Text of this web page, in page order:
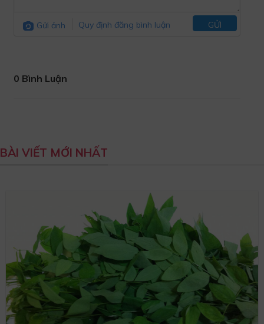
Gửi ảnh Quy định đăng bình luận GỬI
0 Bình Luận
BÀI VIẾT MỚI NHẤT